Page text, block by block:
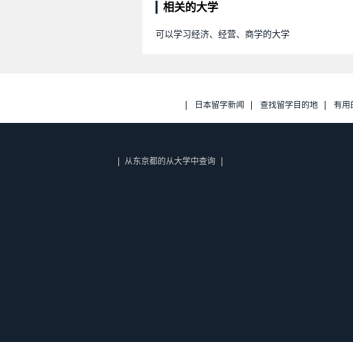
相关的大学
可以学习经济、经营、商学的大学
日本留学新闻 查找留学目的地 有用
从东京都的从大学中查询